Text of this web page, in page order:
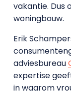
vakantie. Dus
woningbouw.
Erik
adviesbureau
expertise
in waarom